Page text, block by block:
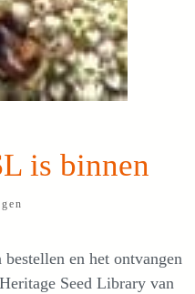
is binnen
en het ontvangen
Seed Library van